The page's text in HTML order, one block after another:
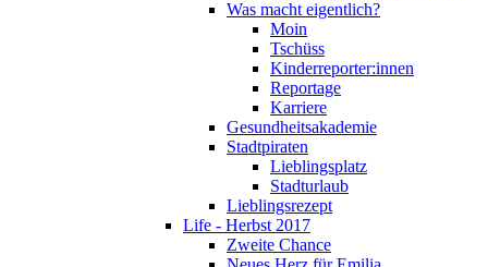
Was macht eigentlich?
Moin
Tschüss
Kinderreporter:innen
Reportage
Karriere
Gesundheitsakademie
Stadtpiraten
Lieblingsplatz
Stadturlaub
Lieblingsrezept
Life - Herbst 2017
Zweite Chance